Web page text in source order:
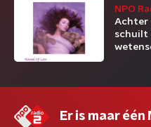
NPO
Achter
schuilt
Er is maar één